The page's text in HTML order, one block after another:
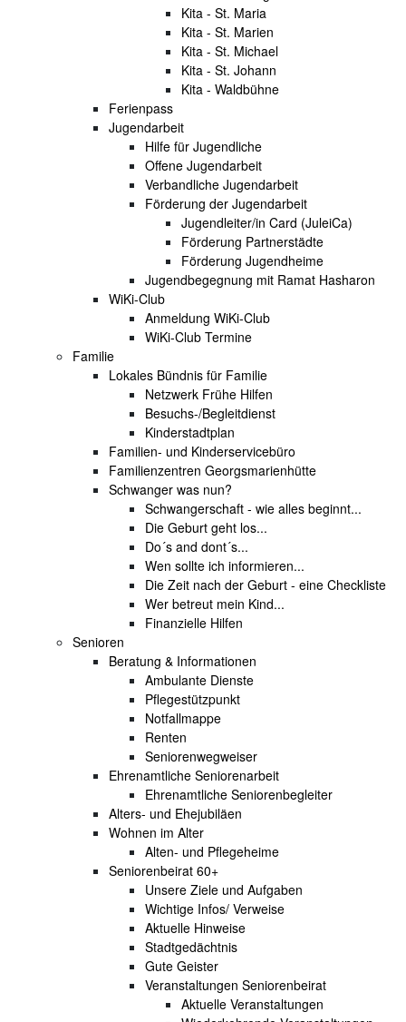
Kita - St. Maria
Kita - St. Marien
Kita - St. Michael
Kita - St. Johann
Kita - Waldbühne
Ferienpass
Jugendarbeit
Hilfe für Jugendliche
Offene Jugendarbeit
Verbandliche Jugendarbeit
Förderung der Jugendarbeit
Jugendleiter/in Card (JuleiCa)
Förderung Partnerstädte
Förderung Jugendheime
Jugendbegegnung mit Ramat Hasharon
WiKi-Club
Anmeldung WiKi-Club
WiKi-Club Termine
Familie
Lokales Bündnis für Familie
Netzwerk Frühe Hilfen
Besuchs-/Begleitdienst
Kinderstadtplan
Familien- und Kinderservicebüro
Familienzentren Georgsmarienhütte
Schwanger was nun?
Schwangerschaft - wie alles beginnt...
Die Geburt geht los...
Do´s and dont´s...
Wen sollte ich informieren...
Die Zeit nach der Geburt - eine Checkliste
Wer betreut mein Kind...
Finanzielle Hilfen
Senioren
Beratung & Informationen
Ambulante Dienste
Pflegestützpunkt
Notfallmappe
Renten
Seniorenwegweiser
Ehrenamtliche Seniorenarbeit
Ehrenamtliche Seniorenbegleiter
Alters- und Ehejubiläen
Wohnen im Alter
Alten- und Pflegeheime
Seniorenbeirat 60+
Unsere Ziele und Aufgaben
Wichtige Infos/ Verweise
Aktuelle Hinweise
Stadtgedächtnis
Gute Geister
Veranstaltungen Seniorenbeirat
Aktuelle Veranstaltungen